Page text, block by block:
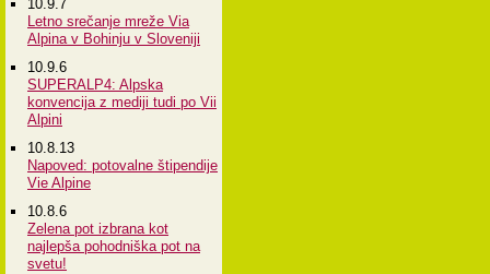
10.9.7
Letno srečanje mreže Via
Alpina v Bohinju v Sloveniji
10.9.6
SUPERALP4: Alpska
konvencija z mediji tudi po Vii
Alpini
10.8.13
Napoved: potovalne štipendije
Vie Alpine
10.8.6
Zelena pot izbrana kot
najlepša pohodniška pot na
svetu!